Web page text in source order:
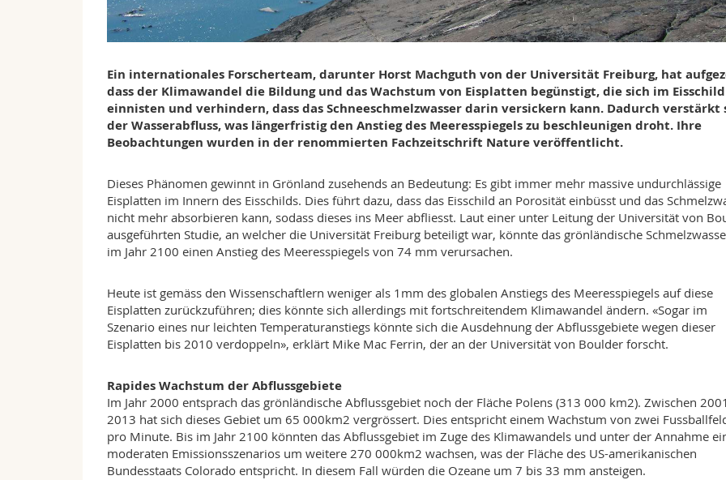
Ein internationales Forscherteam, darunter Horst Machguth von der Universität Freiburg, hat
dass der Klimawandel die Bildung und das Wachstum von Eisplatten begünstigt, die sich im Eisschild
einnisten und verhindern, dass das Schneeschmelzwasser darin versickern kann. Dadurch verstärkt
der Wasserabfluss, was längerfristig den Anstieg des Meeresspiegels zu beschleunigen droht. Ihre
Beobachtungen wurden in der renommierten Fachzeitschrift Nature veröffentlicht.
Dieses Phänomen gewinnt in Grönland zusehends an Bedeutung: Es gibt immer mehr massive undurchlässige
Eisplatten im Innern des Eisschilds. Dies führt dazu, dass das Eisschild an Porosität einbüsst und das
nicht mehr absorbieren kann, sodass dieses ins Meer abfliesst. Laut einer unter Leitung der Universität von
ausgeführten Studie, an welcher die Universität Freiburg beteiligt war, könnte das grönländische
im Jahr 2100 einen Anstieg des Meeresspiegels von 74 mm verursachen.
Heute ist gemäss den Wissenschaftlern weniger als 1mm des globalen Anstiegs des Meeresspiegels auf diese
Eisplatten zurückzuführen; dies könnte sich allerdings mit fortschreitendem Klimawandel ändern. «Sogar im
Szenario eines nur leichten Temperaturanstiegs könnte sich die Ausdehnung der Abflussgebiete wegen dieser
Eisplatten bis 2010 verdoppeln», erklärt Mike Mac Ferrin, der an der Universität von Boulder forscht.
Rapides Wachstum der Abflussgebiete
Im Jahr 2000 entsprach das grönländische Abflussgebiet noch der Fläche Polens (313 000 km2). Zwischen
2013 hat sich dieses Gebiet um 65 000km2 vergrössert. Dies entspricht einem Wachstum von zwei
pro Minute. Bis im Jahr 2100 könnten das Abflussgebiet im Zuge des Klimawandels und unter der Annahme
moderaten Emissionsszenarios um weitere 270 000km2 wachsen, was der Fläche des US-amerikanischen
Bundesstaats Colorado entspricht. In diesem Fall würden die Ozeane um 7 bis 33 mm ansteigen.